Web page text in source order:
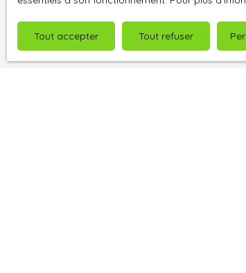
Tout accepter Tout refuser